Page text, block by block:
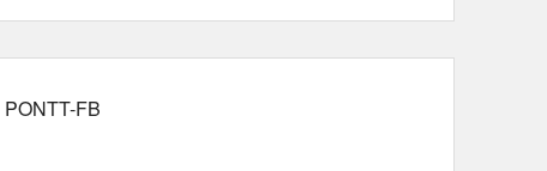
PONTT-FB